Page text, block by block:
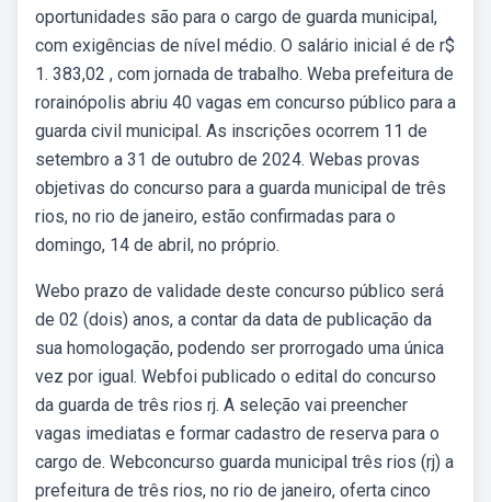
oportunidades são para o cargo de guarda municipal,
com exigências de nível médio. O salário inicial é de r$
1. 383,02 , com jornada de trabalho. Weba prefeitura de
rorainópolis abriu 40 vagas em concurso público para a
guarda civil municipal. As inscrições ocorrem 11 de
setembro a 31 de outubro de 2024. Webas provas
objetivas do concurso para a guarda municipal de três
rios, no rio de janeiro, estão confirmadas para o
domingo, 14 de abril, no próprio.
Webo prazo de validade deste concurso público será
de 02 (dois) anos, a contar da data de publicação da
sua homologação, podendo ser prorrogado uma única
vez por igual. Webfoi publicado o edital do concurso
da guarda de três rios rj. A seleção vai preencher
vagas imediatas e formar cadastro de reserva para o
cargo de. Webconcurso guarda municipal três rios (rj) a
prefeitura de três rios, no rio de janeiro, oferta cinco